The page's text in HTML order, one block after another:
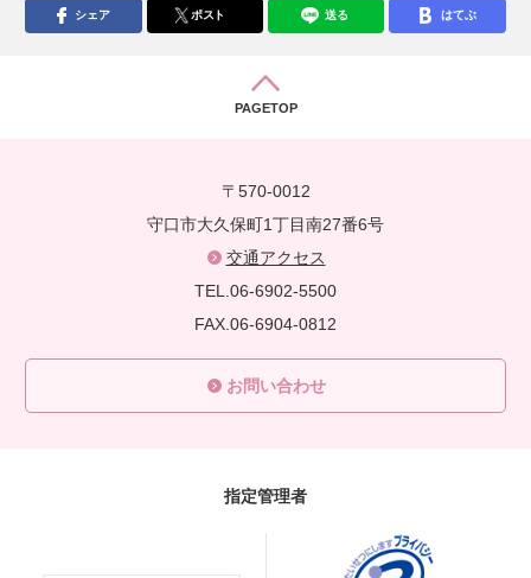
シェア ポスト 送る はてぶ
PAGETOP
〒570-0012
守口市大久保町1丁目南27番6号
交通アクセス
TEL.06-6902-5500
FAX.06-6904-0812
お問い合わせ
指定管理者